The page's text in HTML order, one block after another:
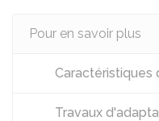
Pour en savoir plus
Travaux